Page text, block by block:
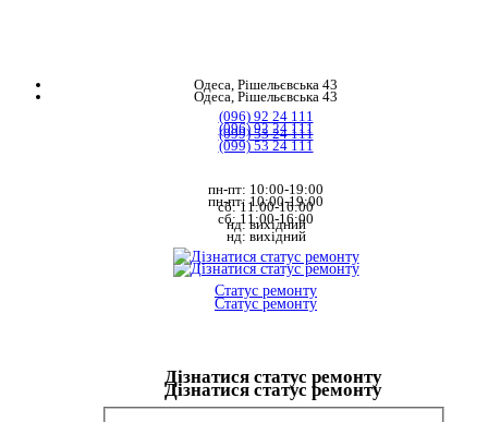
Одеса, Рішельєвська 43
(096) 92 24 111
(099) 53 24 111
пн-пт: 10:00-19:00
сб: 11:00-16:00
нд: вихідний
Статус ремонту
Дізнатися статус ремонту
Одеса, Рішельєвська 43
(096) 92 24 111
(099) 53 24 111
пн-пт: 10:00-19:00
сб: 11:00-16:00
нд: вихідний
Статус ремонту
Дізнатися статус ремонту